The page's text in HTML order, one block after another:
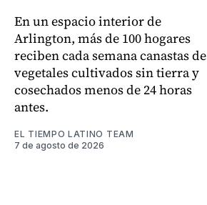
En un espacio interior de
Arlington, más de 100 hogares
reciben cada semana canastas de
vegetales cultivados sin tierra y
cosechados menos de 24 horas
antes.
EL TIEMPO LATINO TEAM
7 de agosto de 2026